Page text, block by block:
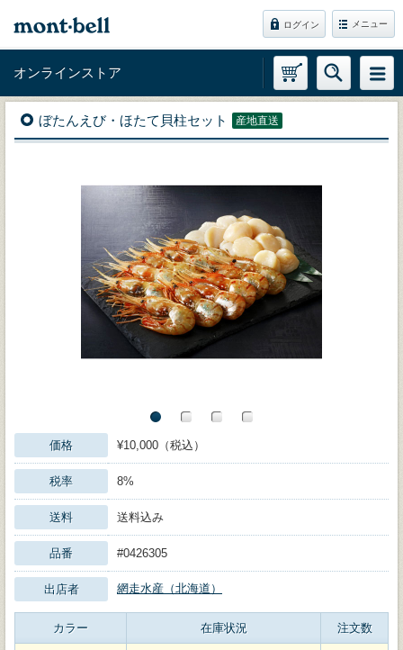
ログイン メニュー
オンラインストア
ぼたんえび・ほたて貝柱セット 産地直送
価格 ¥10,000（税込）
税率 8%
送料 送料込み
品番 #0426305
出店者 網走水産（北海道）
カラー 在庫状況 注文数